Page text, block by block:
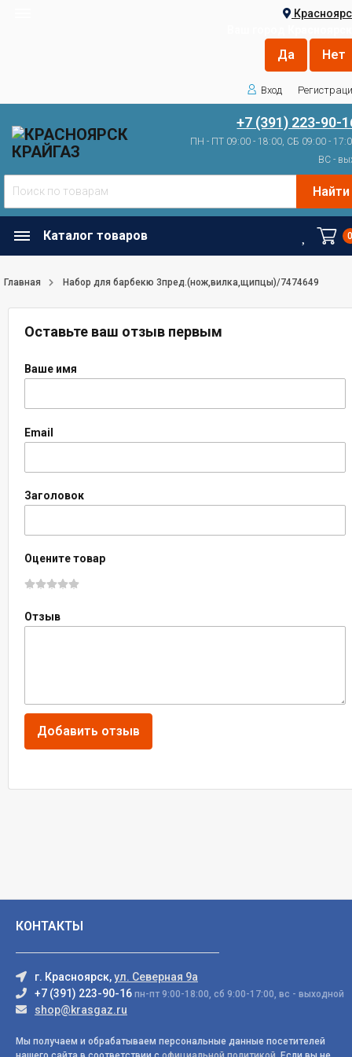
Вход
+7 (391) 223-90-
ПН - ПТ 09:00 - 18:00, СБ 09:00 -
ВС -
Найти
Каталог товаров
Главная Набор для барбекю 3пред.(нож,вилка,щипцы)/7474649
Оставьте ваш отзыв первым
Ваше имя
Email
Заголовок
Оцените товар
Отзыв
КОНТАКТЫ
г. Красноярск,ул. Северная 9а
+7 (391) 223-90-16 пн-пт 9:00-18:00, сб 9:00-17:00, вс - выходной
shop@krasgaz.ru
Мы получаем и обрабатываем персональные данные посетителей